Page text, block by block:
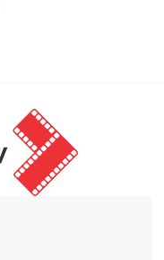
no topošā albuma
kļūdas vasarā un kā no
4,2 miljonus eiro